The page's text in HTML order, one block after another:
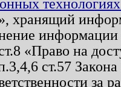
хранящий
«Право на
ст.57
за